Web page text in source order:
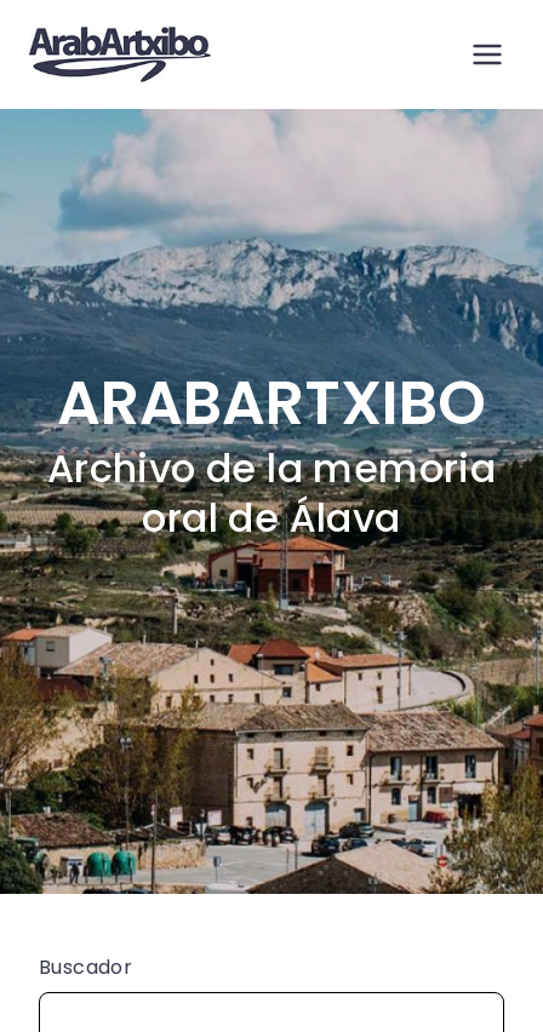
contenido
ARABARTXIBO
Archivo de la memoria
oral de Álava
Buscador